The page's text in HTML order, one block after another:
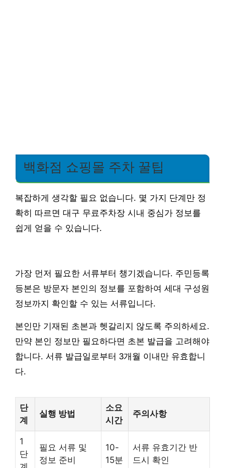
백화점 쇼핑몰 주차 꿀팁
복잡하게 생각할 필요 없습니다. 몇 가지 단계만 정
확히 따르면 대구 무료주차장 시내 중심가 정보를
쉽게 얻을 수 있습니다.
가장 먼저 필요한 서류부터 챙기겠습니다. 주민등록
등본은 방문자 본인의 정보를 포함하여 세대 구성원
정보까지 확인할 수 있는 서류입니다.
본인만 기재된 초본과 헷갈리지 않도록 주의하세요.
만약 본인 정보만 필요하다면 초본 발급을 고려해야
합니다. 서류 발급일로부터 3개월 이내만 유효합니
다.
단
계
실행 방법
소요
시간
주의사항
1
단
필요 서류 및
정보 준비
10-
15분
서류 유효기간 반
드시 확인